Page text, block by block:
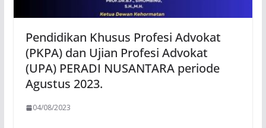
Pendidikan Khusus Profesi Advokat
(PKPA) dan Ujian Profesi Advokat
(UPA) PERADI NUSANTARA periode
Agustus 2023.
04/08/2023